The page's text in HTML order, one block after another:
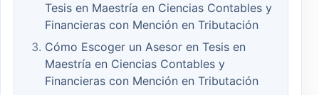
Tesis en Maestría en Ciencias Contables y
Financieras con Mención en Tributación
Cómo Escoger un Asesor en Tesis en
Maestría en Ciencias Contables y
Financieras con Mención en Tributación